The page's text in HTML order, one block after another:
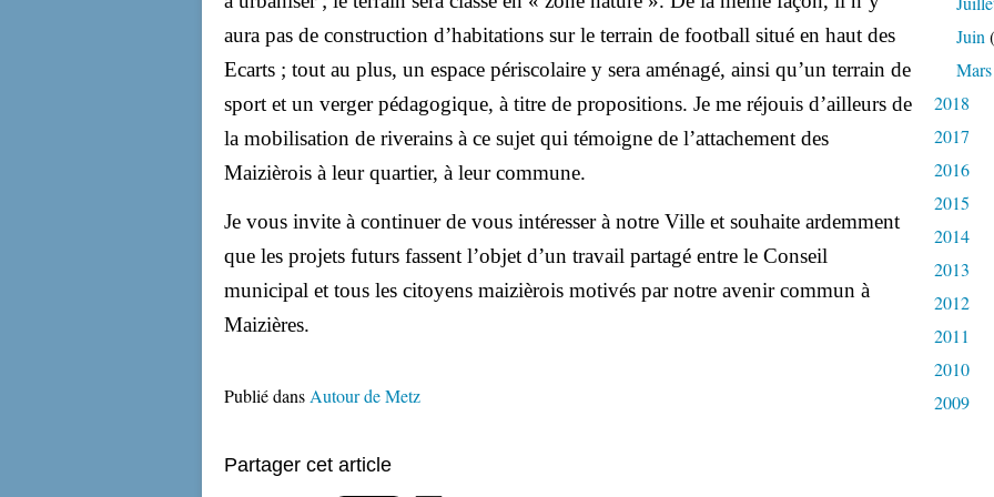
aura pas de construction d’habitations sur le terrain de football situé en haut des
Ecarts ; tout au plus, un espace périscolaire y sera aménagé, ainsi qu’un terrain de
sport et un verger pédagogique, à titre de propositions. Je me réjouis d’ailleurs de
la mobilisation de riverains à ce sujet qui témoigne de l’attachement des
Maizièrois à leur quartier, à leur commune.
Je vous invite à continuer de vous intéresser à notre Ville et souhaite ardemment
que les projets futurs fassent l’objet d’un travail partagé entre le Conseil
municipal et tous les citoyens maizièrois motivés par notre avenir commun à
Maizières.
Publié dansAutour de Metz
Partager cet article
Juin
Mars
2018
2017
2016
2015
2014
2013
2012
2011
2010
2009